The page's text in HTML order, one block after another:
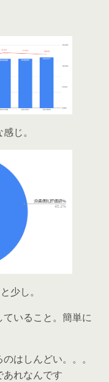
じ。
少し。
いること。簡単に
はしんどい。。。
あれなんです